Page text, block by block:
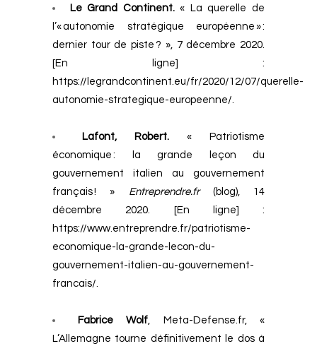
Le Grand Continent.« La querelle de
l’« autonomie stratégique européenne » :
dernier tour de piste ? », 7 décembre 2020.
[En ligne] :
https://legrandcontinent.eu/fr/2020/12/07/querelle-
autonomie-strategique-europeenne/.
Lafont, Robert. « Patriotisme
économique : la grande leçon du
gouvernement italien au gouvernement
français ! » Entreprendre.fr(blog), 14
décembre 2020. [En ligne] :
https://www.entreprendre.fr/patriotisme-
economique-la-grande-lecon-du-
gouvernement-italien-au-gouvernement-
francais/.
Fabrice Wolf, Meta-Defense.fr, «
L’Allemagne tourne définitivement le dos à